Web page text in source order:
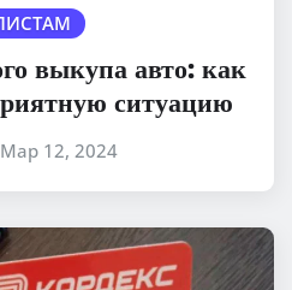
выкупа авто: как
ситуацию
Мар 12, 2024